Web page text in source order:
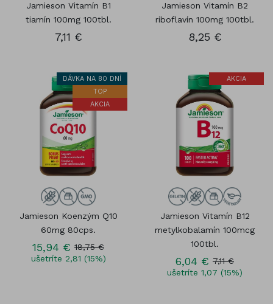
Jamieson Vitamín B1
tiamín 100mg 100tbl.
7,11 €
Jamieson Vitamín B2
riboflavín 100mg 100tbl.
8,25 €
DÁVKA NA 80 DNÍ
TOP
AKCIA
Jamieson Koenzým Q10
60mg 80cps.
15,94 € 18,75 €
ušetríte 2,81 (15%)
AKCIA
Jamieson Vitamín B12
metylkobalamín 100mcg
100tbl.
6,04 € 7,11 €
ušetríte 1,07 (15%)